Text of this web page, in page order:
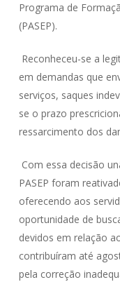
Programa de
(PASEP).
Reconheceu-se a
em demandas que
serviços, saques
se o prazo
ressarcimento dos
Com essa decisão
PASEP foram
oferecendo aos
oportunidade de
devidos em relação
contribuíram até
pela correção